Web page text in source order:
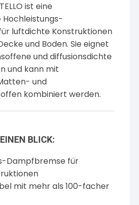
ist eine
luftdichte Konstruktionen
und Boden. Sie eignet
und diffusionsdichte
und kann mit
und
kombiniert werden.
BLICK:
Dampfbremse für
mit mehr als 100-facher